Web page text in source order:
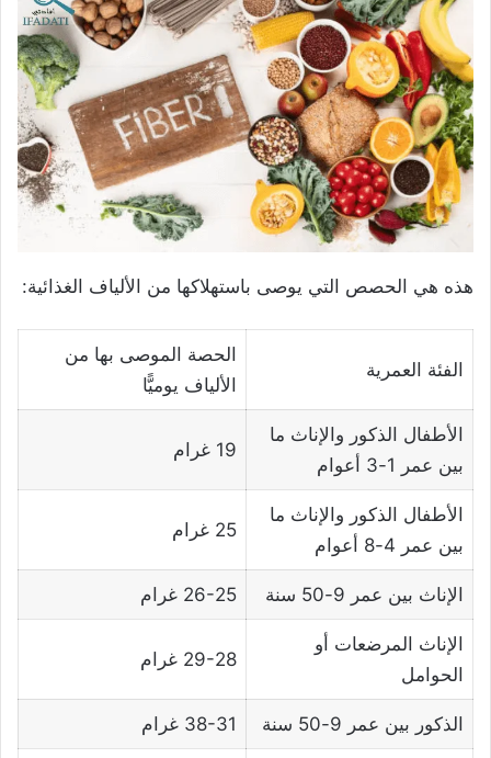
هذه هي الحصص التي يوصى باستهلاكها من الألياف الغذائية:
الفئة العمرية
الحصة الموصى بها من
الألياف يوميًّا
الأطفال الذكور والإناث ما
بين عمر 1-3 أعوام
19 غرام
الأطفال الذكور والإناث ما
بين عمر 4-8 أعوام
25 غرام
الإناث بين عمر 9-50 سنة 26-25 غرام
الإناث المرضعات أو
الحوامل
29-28 غرام
الذكور بين عمر 9-50 سنة 38-31 غرام